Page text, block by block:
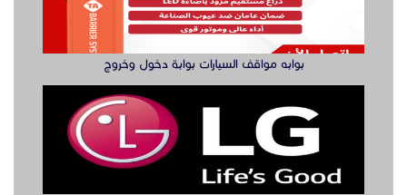
مقوي شبكة واي فاي